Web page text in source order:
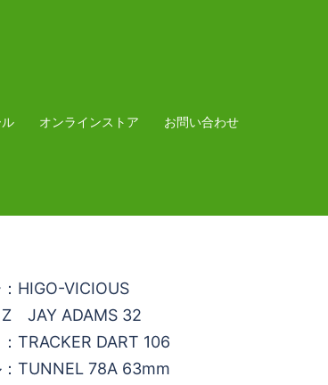
オンラインストア お問い合わせ
HIGO-VICIOUS
Z JAY ADAMS 32
：TRACKER DART 106
：TUNNEL 78A 63mm